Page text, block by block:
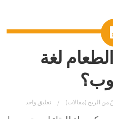
لغة
من الريح (مقالات) تعليق واحد